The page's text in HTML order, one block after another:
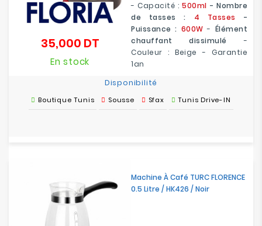
- Capacité :500ml - Nombre
de tasses : 4 Tasses
-
Puissance : 600W - Élément
chauffant dissimulé
-
Couleur : Beige - Garantie
1an
35,000 DTPrix
En stock
Disponibilité
Boutique Tunis Sousse Sfax Tunis Drive-IN
Machine À Café TURC FLORENCE
0.5 Litre / HK426 / Noir